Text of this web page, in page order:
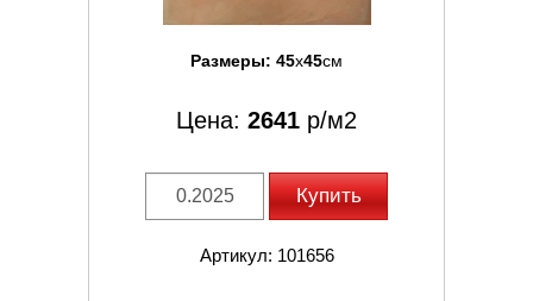
Размеры: 45x45см
Цена: 2641 р/м2
Купить
Артикул: 101656